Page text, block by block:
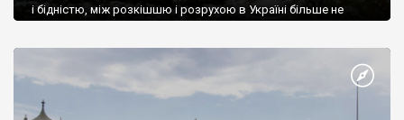
і бідністю, між розкішшю і розрухою в Україні більше не